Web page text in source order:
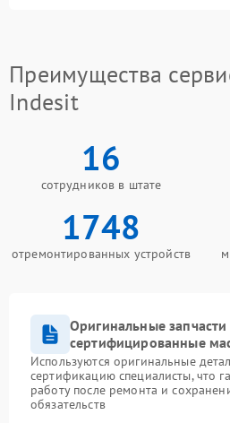
Преимущества
Indesit
16
сотрудников в штате
1748
отремонтированных устройств
Оригинальные запчасти
сертифицированные
Используются оригинальные
сертификацию специалисты, что
работу после ремонта и
обязательств